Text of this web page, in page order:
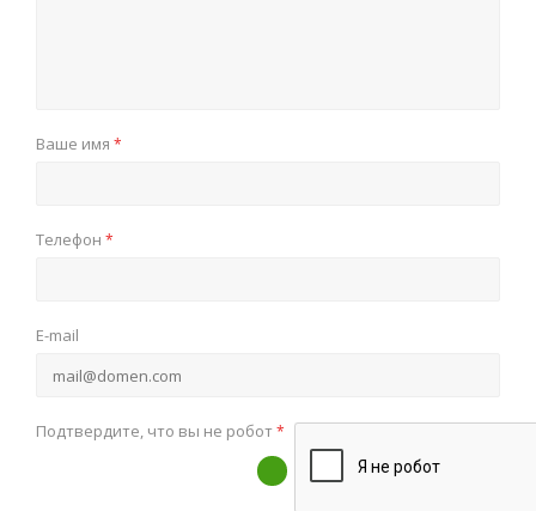
Ваше имя *
Телефон *
E-mail
Подтвердите, что вы не робот*